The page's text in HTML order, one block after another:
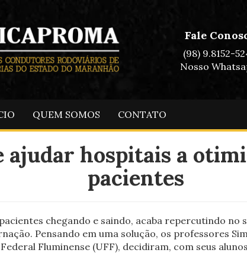
Fale
(98) 9.8152-
Nosso
QUEM SOMOS CONTATO
ajudar hospitais a
pacientes
chegando e saindo, acaba repercutindo no
Pensando em uma solução, os professores
Fluminense (UFF), decidiram, com seus